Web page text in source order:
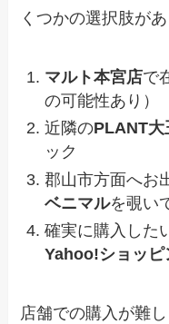
くつかの選択肢があ
マルト本宮店で
の可能性あり）
近隣のPLANT大
ック
郡山市方面へお
ベニマルを覗い
確実に購入した
Yahoo!ショッピ
店舗での購入が難